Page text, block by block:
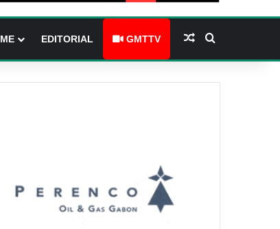
EDITORIAL GMTTV Article Aléatoire